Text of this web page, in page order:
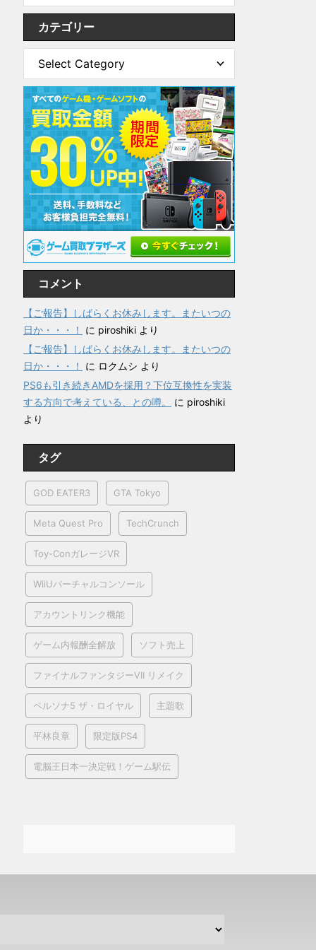
カテゴリー
コメント
【ご報告】しばらくお休みします。またいつの
日か・・・！
に piroshiki より
【ご報告】しばらくお休みします。またいつの
日か・・・！
に ロクムシ より
PS6も引き続きAMDを採用？下位互換性を実装
する方向で考えている、との噂。
に piroshiki
より
タグ
GOD EATER3 GTA Tokyo
Meta Quest Pro TechCrunch
Toy-ConガレージVR
WiiUバーチャルコンソール
アカウントリンク機能
ゲーム内報酬全解放 ソフト売上
ファイナルファンタジーVII リメイク
ペルソナ5 ザ・ロイヤル 主題歌
平林良章 限定版PS4
電脳王日本一決定戦！ゲーム駅伝